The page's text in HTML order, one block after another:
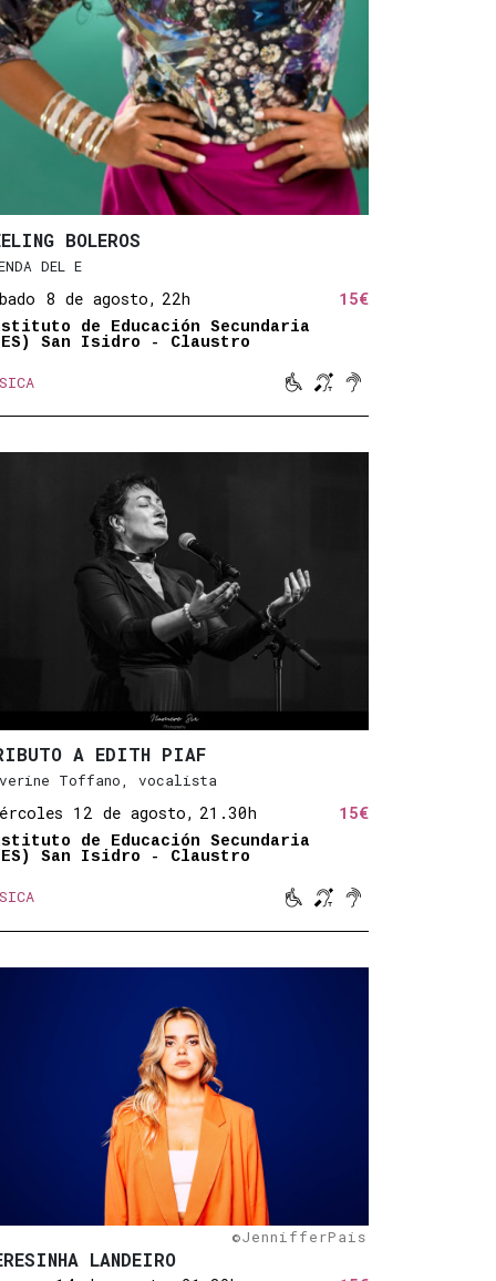
BOLEROS
DEL E
8 de agosto, 22h 15€
de Educación Secundaria
San Isidro - Claustro
Movilidad reducida
Bucle magnético
Sonido
A EDITH PIAF
Toffano, vocalista
12 de agosto, 21.30h 15€
de Educación Secundaria
San Isidro - Claustro
Movilidad reducida

Bucle magnético
Sonido
©JennifferPais
LANDEIRO